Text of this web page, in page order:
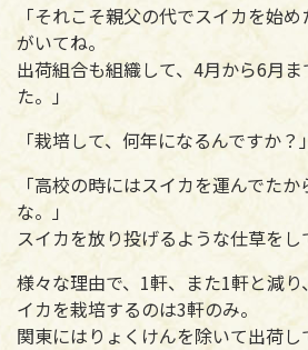
「それこそ親父の代でスイカを始
がいてね。
出荷組合も組織して、4月から6月
た。」
「栽培して、何年になるんですか？」
「高校の時にはスイカを運んでた
な。」
スイカを放り投げるような仕草をし
様々な理由で、1軒、また1軒と減
イカを栽培するのは3軒のみ。
関東にはりょくけんを除いて出荷し